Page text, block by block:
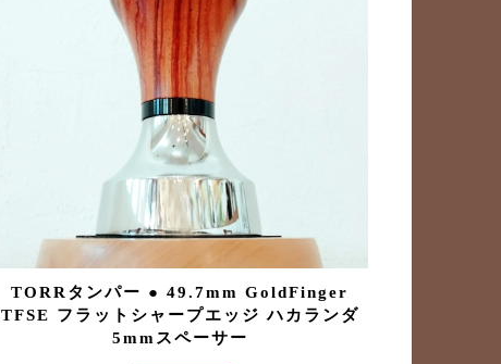
TORRタンパー ● 49.7mm GoldFinger
TFSE フラットシャープエッジ ハカランダ
5mmスペーサー